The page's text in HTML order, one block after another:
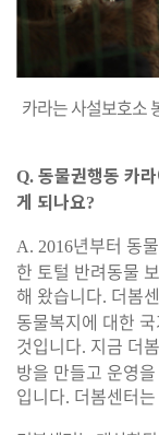
카라는 사설보호소
Q. 동물권행동 카
게 되나요?
A. 2016년부터 동
한 토털 반려동물
해 왔습니다. 더봄
동물복지에 대한
것입니다. 지금 더
방을 만들고 운영
입니다. 더봄센터